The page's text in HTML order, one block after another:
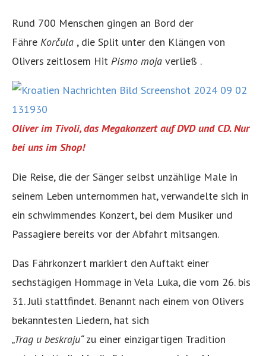
Rund 700 Menschen gingen an Bord der
Fähre Korčula , die Split unter den Klängen von
Olivers zeitlosem Hit Pismo moja verließ .
Oliver im Tivoli, das Megakonzert auf DVD und CD. Nur
bei uns im Shop!
Die Reise, die der Sänger selbst unzählige Male in
seinem Leben unternommen hat, verwandelte sich in
ein schwimmendes Konzert, bei dem Musiker und
Passagiere bereits vor der Abfahrt mitsangen.
Das Fährkonzert markiert den Auftakt einer
sechstägigen Hommage in Vela Luka, die vom 26. bis
31. Juli stattfindet. Benannt nach einem von Olivers
bekanntesten Liedern, hat sich
„Trag u beskraju“zu einer einzigartigen Tradition